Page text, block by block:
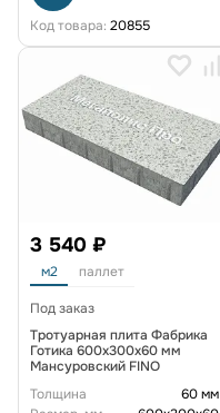
Код товара: 20855
3 540 ₽
м2 паллет
Под заказ
Тротуарная плита Фабрика
Готика 600х300х60 мм
Мансуровский FINO
Толщина
60 мм